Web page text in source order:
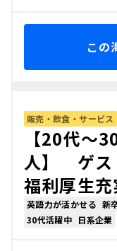
この
販売・飲食・サービス
【20代〜
人】 ゲス
福利厚生充
英語力が活かせる 新
30代活躍中 日系企業